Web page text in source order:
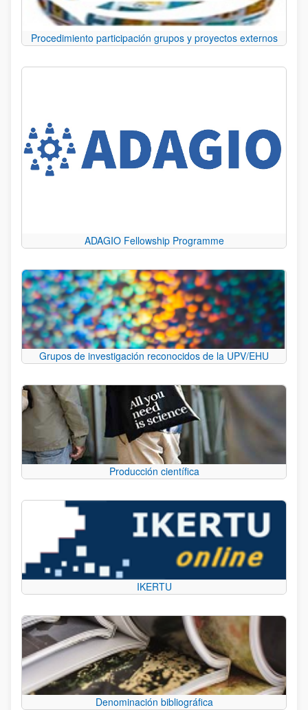
Procedimiento participación grupos y proyectos externos
ADAGIO Fellowship Programme
Grupos de investigación reconocidos de la UPV/EHU
Producción científica
IKERTU
Denominación bibliográfica